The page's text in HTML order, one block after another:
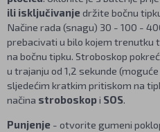
ili isključivanjedržite bočnu
Načine rada (snagu) 30 - 100 -
prebacivati u bilo kojem trenutku
na bočnu tipku. Stroboskop
u trajanju od 1,2 sekunde
sljedećim kratkim pritiskom na
načina stroboskopi SOS.
Punjenje - otvorite gumeni